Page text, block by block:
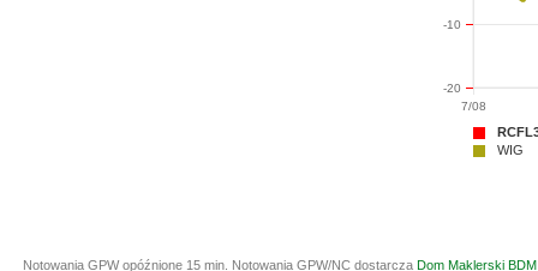
7/08
-20
-10
WIG
Notowania GPW opóźnione 15 min. Notowania GPW/NC dostarcza Dom Maklerski